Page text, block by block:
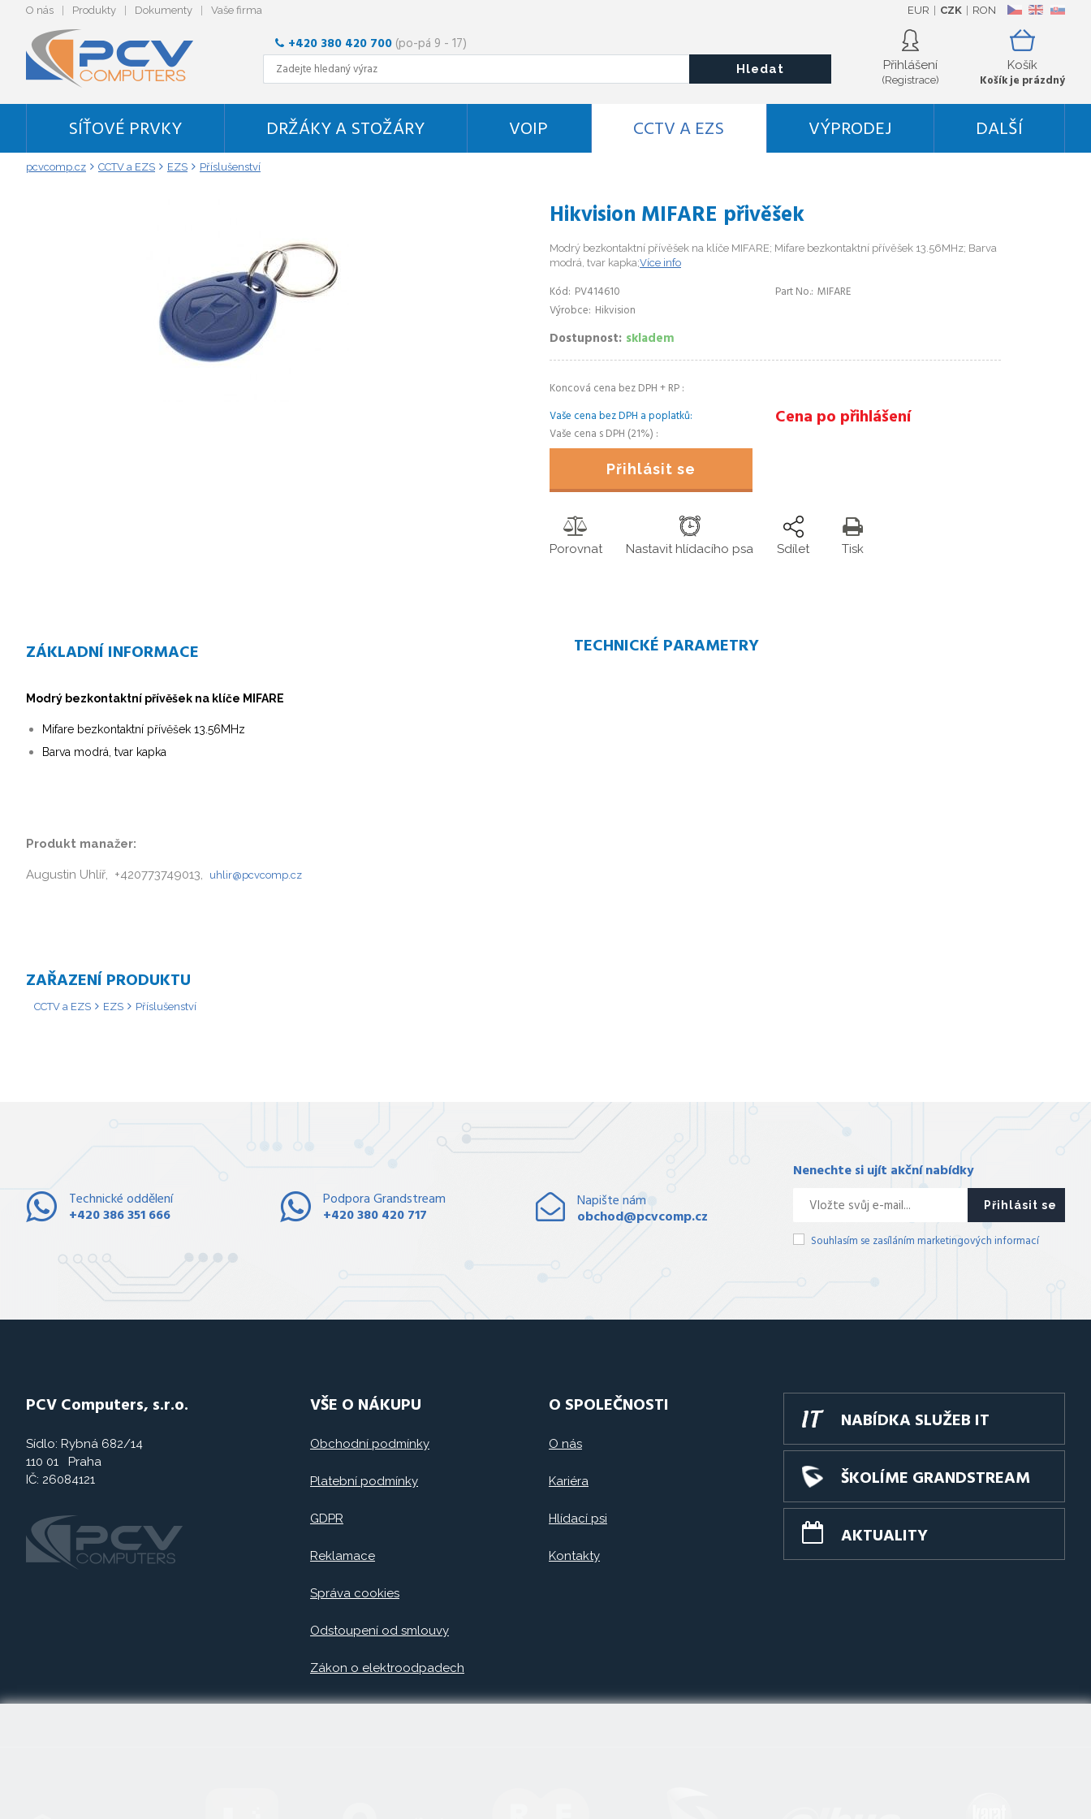
O nás Produkty Dokumenty Vaše firma CZ EN SK
EUR CZK RON
Košík
Košík je prázdný
Přihlášení
(Registrace)
+420 380 420 700 (po-pá 9 - 17)
Hledat
SÍŤOVÉ PRVKY DRŽÁKY A STOŽÁRY VOIP CCTV A EZS VÝPRODEJ DALŠÍ
pcvcomp.cz CCTV a EZS EZS Příslušenství
Hikvision MIFARE přivěšek
Modrý bezkontaktní přívěšek na klíče MIFARE; Mifare bezkontaktní přívěšek 13.56MHz; Barva
modrá, tvar kapka;Více info
Kód PV414610 Part No. MIFARE
Výrobce Hikvision
Dostupnost skladem
Koncová cena bez DPH + RP
Vaše cena bez DPH a poplatků
Cena po přihlášení
Vaše cena s DPH (21%)
Přihlásit se
Porovnat Nastavit hlídacího psa Sdílet Tisk
ZÁKLADNÍ INFORMACE
Modrý bezkontaktní přívěšek na klíče MIFARE
Mifare bezkontaktní přívěšek 13.56MHz
Barva modrá, tvar kapka
Produkt manažer:
Augustin Uhlíř, +420773749013, uhlir@pcvcomp.cz
TECHNICKÉ PARAMETRY
ZAŘAZENÍ PRODUKTU
CCTV a EZS EZS Příslušenství
Technické oddělení
+420 386 351 666
Podpora Grandstream
+420 380 420 717
Napište nám
obchod@pcvcomp.cz
Nenechte si ujít akční nabídky
Přihlásit se
Souhlasím se zasíláním marketingových informací
PCV Computers, s.r.o.
Sídlo: Rybná 682/14
110 01 Praha
IČ: 26084121
VŠE O NÁKUPU
Obchodní podmínky
Platební podmínky
GDPR
Reklamace
Správa cookies
Odstoupení od smlouvy
Zákon o elektroodpadech
O SPOLEČNOSTI
O nás
Kariéra
Hlídací psi
Kontakty
NABÍDKA SLUŽEB IT
ŠKOLÍME GRANDSTREAM
AKTUALITY